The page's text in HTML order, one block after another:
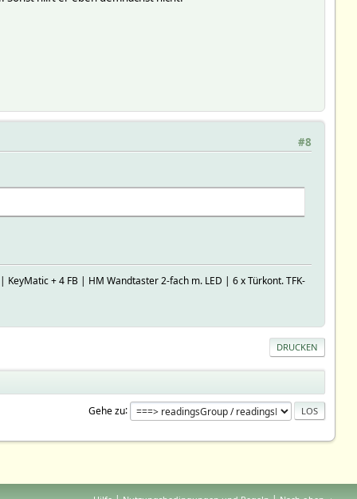
#8
+ 4 FB | HM Wandtaster 2-fach m. LED | 6 x Türkont. TFK-
DRUCKEN
Gehe zu